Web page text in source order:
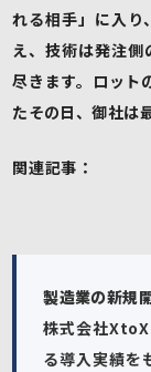
れる相手」に入り
え、技術は発注
尽きます。ロット
たその日、御社は
関連記事：
製造業の新規
株式会社
る導入実績を